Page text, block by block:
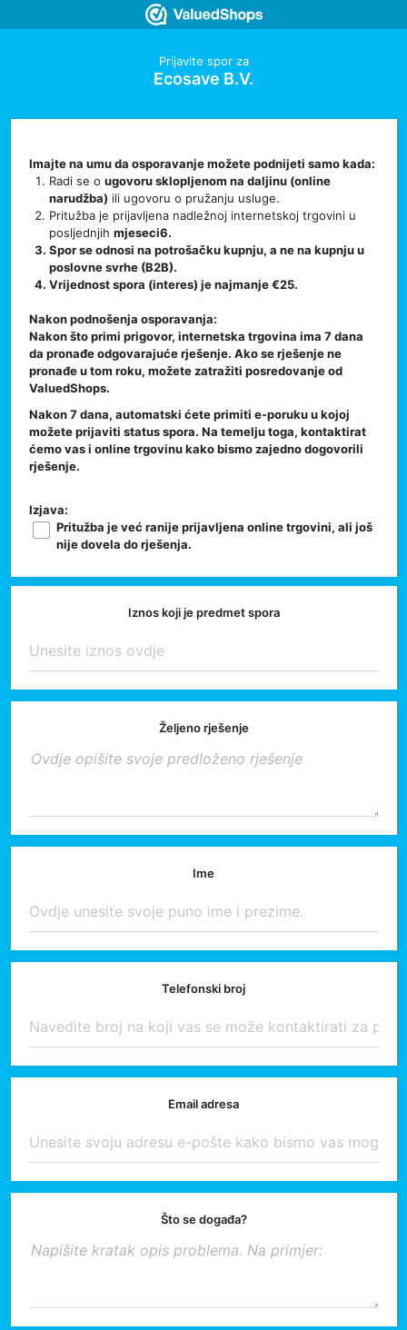
Prijavite spor za
Ecosave B.V.
Imajte na umu da osporavanje možete podnijeti samo kada:
Radi se ougovoru sklopljenom na daljinu (online
narudžba) ili ugovoru o pružanju usluge.
Pritužba je prijavljena nadležnoj internetskoj trgovini u
posljednjihmjeseci6.
Spor se odnosi napotrošačku kupnju, a ne na kupnju u
poslovne svrhe (B2B).
Vrijednost spora (interes) jenajmanje €25.
Nakon podnošenja osporavanja:
Nakon što primi prigovor, internetska trgovina ima 7 dana
da pronađe odgovarajuće rješenje. Ako se rješenje ne
pronađe u tom roku, možete zatražiti posredovanje od
ValuedShops.
Nakon 7 dana, automatski ćete primiti e-poruku u kojoj
možete prijaviti status spora. Na temelju toga, kontaktirat
ćemo vas i online trgovinu kako bismo zajedno dogovorili
rješenje.
Izjava:
Pritužba je već ranije prijavljena online trgovini, ali još
nije dovela do rješenja.
Iznos koji je predmet spora
Željeno rješenje
Ime
Telefonski broj
Email adresa
Što se događa?